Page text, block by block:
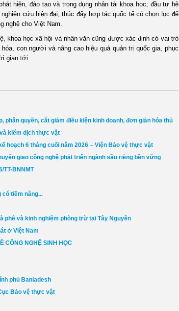
hiện, đào tạo và trọng dụng nhân tài khoa học; đầu tư hệ
cứu hiện đại; thúc đẩy hợp tác quốc tế có chọn lọc để
nghệ cho Việt Nam.
học xã hội và nhân văn cũng được xác định có vai trò
con người và nâng cao hiệu quả quản trị quốc gia, phục
gian tới.
phân quyền, cắt giảm điều kiện kinh doanh, đơn giản hóa thủ
kiểm dịch thực vật
hoạch 6 tháng cuối năm 2026 – Viện Bảo vệ thực vật
giao công nghệ phát triển ngành sầu riêng bền vững
TT-BNNMT
tiềm năng...
phê và kinh nghiệm phòng trừ tại Tây Nguyên
ở Việt Nam
CÔNG NGHỆ SINH HỌC
phủ Banladesh
Bảo vệ thực vật